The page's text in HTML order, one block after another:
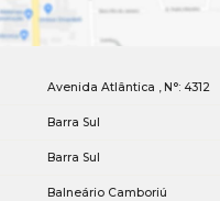
Avenida Atlântica , N°: 4312
Barra Sul
Barra Sul
Balneário Camboriú